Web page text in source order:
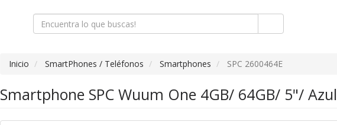
Inicio SmartPhones / Teléfonos Smartphones SPC 2600464E
Smartphone SPC Wuum One 4GB/ 64GB/ 5"/ Azul